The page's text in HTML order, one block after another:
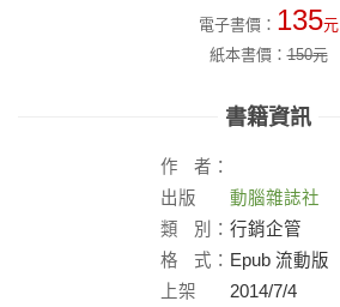
電子書價： 135元
紙本書價：150元
書籍資訊
作
者：
出版
社：
動腦雜誌社
類
別： 行銷企管
格
式： Epub 流動版
上架
2014/7/4